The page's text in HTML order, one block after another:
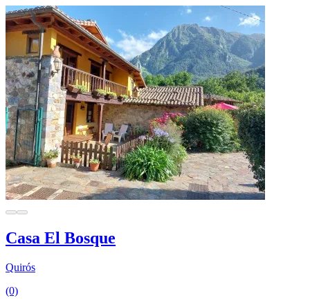
Casa El Bosque
Quirós
(0)